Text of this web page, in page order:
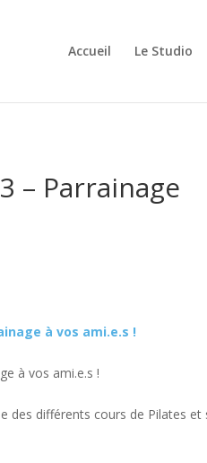
Accueil Le Studio
– Parrainage
à vos ami.e.s !
à vos ami.e.s !
des différents cours de Pilates